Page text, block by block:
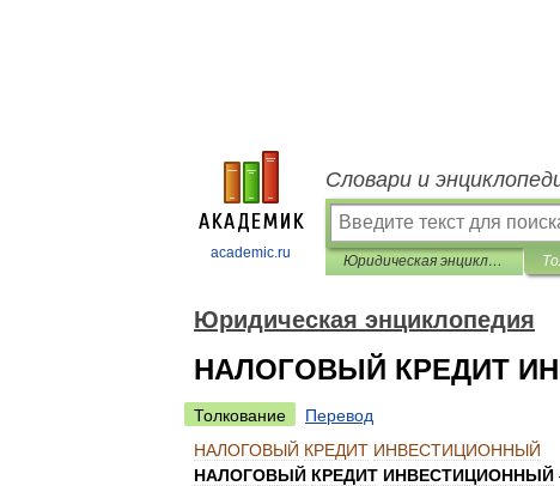
academic.ru
Словари и
Юридическая энциклопедия
Юридическая энциклопедия
НАЛОГОВЫЙ КРЕДИТ
Толкование
Перевод
НАЛОГОВЫЙ КРЕДИТ ИНВЕСТИЦИОННЫЙ
НАЛОГОВЫЙ КРЕДИТ ИНВЕСТИЦИОННЫЙ